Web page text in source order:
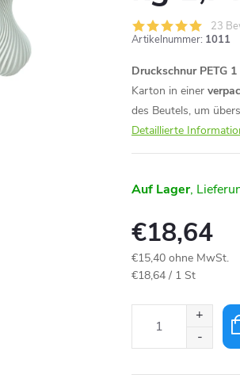
23
Artikelnummer: 1011
Druckschnur PETG
Karton in einer
des Beutels, um
Detaillierte
Auf Lager
€18,64
€15,40 ohne MwSt.
Verkaufspreis:
€18,64 / 1 St